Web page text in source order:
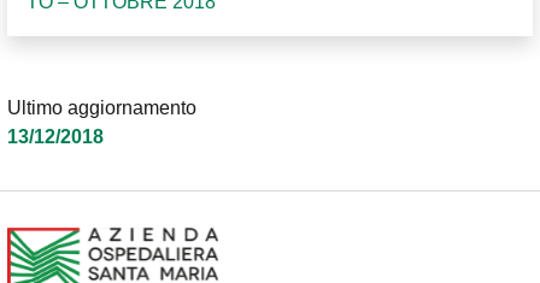
Ultimo aggiornamento
13/12/2018